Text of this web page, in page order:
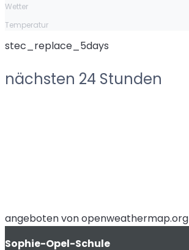
Wetter
Temperatur
stec_replace_5days
nächsten 24 Stunden
angeboten von openweathermap.org
Sophie-Opel-Schule